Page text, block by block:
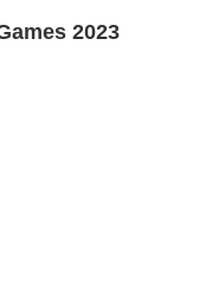
2023